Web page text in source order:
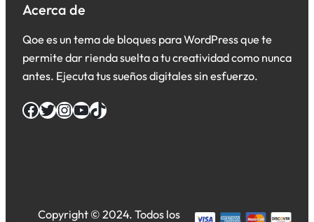
Acerca de
Qoe es un tema de bloques para WordPress que te
permite dar rienda suelta a tu creatividad como nunca
antes. Ejecuta tus sueños digitales sin esfuerzo.
Facebook Twitter InstagramYouTube TikTok
Copyright © 2024. Todos los